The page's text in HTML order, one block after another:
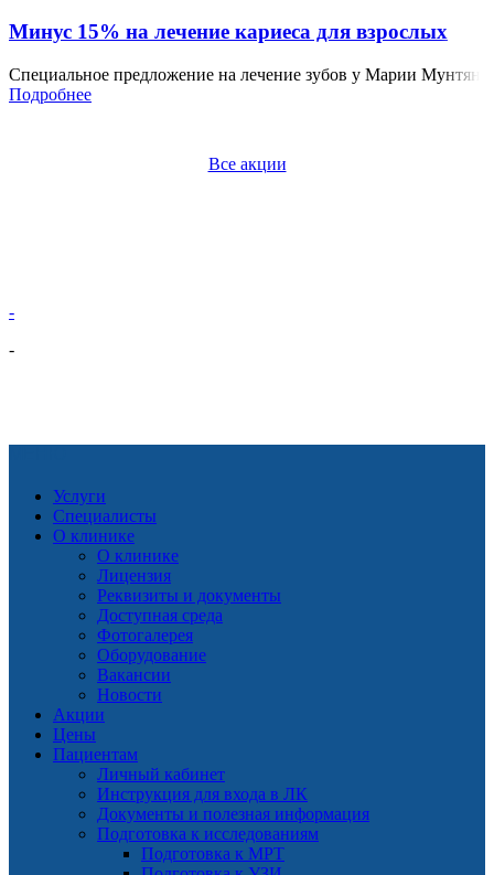
Минус 15% на лечение кариеса для взрослых
Специальное предложение на лечение зубов у Марии Мунтян
Подробнее
Все акции
-
-
Услуги
Специалисты
О клинике
О клинике
Лицензия
Реквизиты и документы
Доступная среда
Фотогалерея
Оборудование
Вакансии
Новости
Акции
Цены
Пациентам
Личный кабинет
Инструкция для входа в ЛК
Документы и полезная информация
Подготовка к исследованиям
Подготовка к МРТ